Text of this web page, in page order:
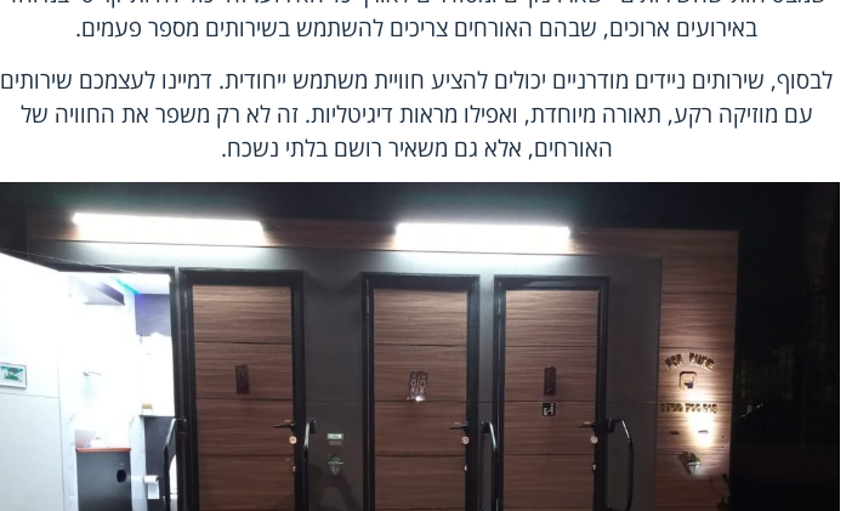
באירועים ארוכים, שבהם האורחים צריכים להשתמש בשירותים מספר פעמים.
לבסוף, שירותים ניידים מודרניים יכולים להציע חוויית משתמש ייחודית. דמיינו לעצמכם שירותים
עם מוזיקה רקע, תאורה מיוחדת, ואפילו מראות דיגיטליות. זה לא רק משפר את החוויה של
האורחים, אלא גם משאיר רושם בלתי נשכח.